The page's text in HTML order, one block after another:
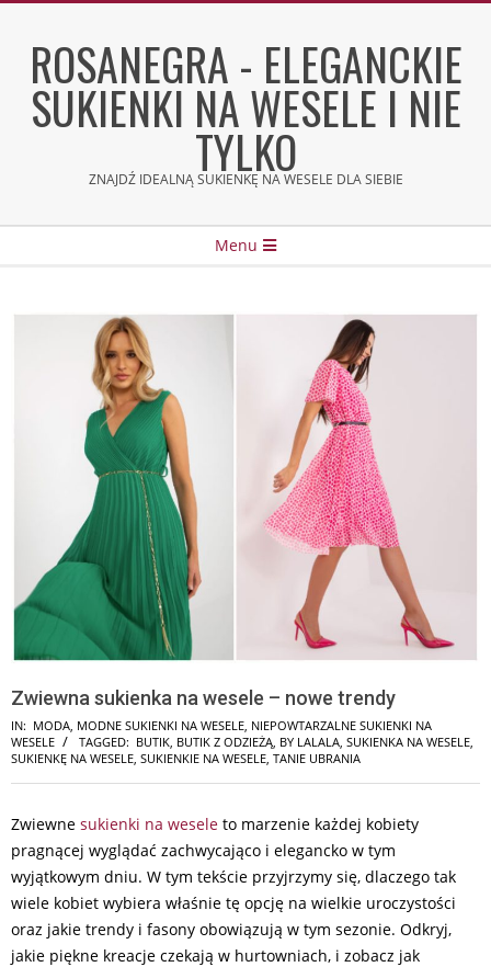
contentROSANEGRA - ELEGANCKIE
SUKIENKI NA WESELE I NIE
TYLKO
ZNAJDŹ IDEALNĄ SUKIENKĘ NA WESELE DLA SIEBIE
Menu
Zwiewna sukienka na wesele – nowe trendy
IN: MODA, MODNE SUKIENKI NA WESELE, NIEPOWTARZALNE SUKIENKI NA
WESELE
TAGGED: BUTIK, BUTIK Z ODZIEŻĄ, BY LALALA, SUKIENKA NA WESELE,
SUKIENKĘ NA WESELE, SUKIENKIE NA WESELE, TANIE UBRANIA
Zwiewne sukienki na wesele to marzenie każdej kobiety
pragnącej wyglądać zachwycająco i elegancko w tym
wyjątkowym dniu. W tym tekście przyjrzymy się, dlaczego tak
wiele kobiet wybiera właśnie tę opcję na wielkie uroczystości
oraz jakie trendy i fasony obowiązują w tym sezonie. Odkryj,
jakie piękne kreacje czekają w hurtowniach, i zobacz jak